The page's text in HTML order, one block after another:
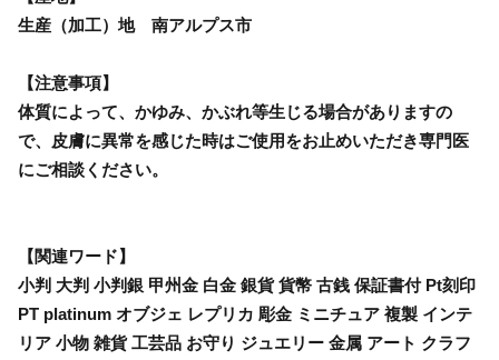
生産（加工）地 南アルプス市
【注意事項】
体質によって、かゆみ、かぶれ等生じる場合がありますの
で、皮膚に異常を感じた時はご使用をお止めいただき専門医
にご相談ください。
【関連ワード】
小判 大判 小判銀 甲州金 白金 銀貨 貨幣 古銭 保証書付 Pt刻印
PT platinum オブジェ レプリカ 彫金 ミニチュア 複製 インテ
リア 小物 雑貨 工芸品 お守り ジュエリー 金属 アート クラフ